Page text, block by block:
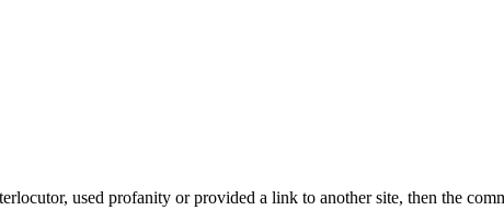
used profanity or provided a link to another site, then the